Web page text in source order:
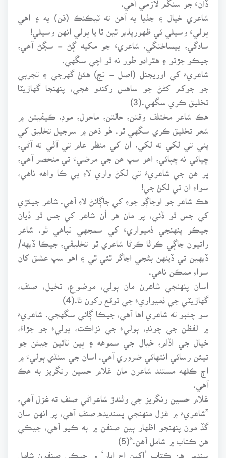
شاعري خيال ۽ جذبا به آهن ته ٽيڪنڪ (فن) به ۽ اهي
ٻوليءَ وسيلي ئي ظهورپذير ٿين ٿا يا ٻولي انهن وسيلي!
سادگي، بيساختگي، شاعريءَ جو مکيه ڳڻ - سڳڻ آهي،
جيڪو جڙتو ۽ هٿرادو طور نه ٿو اچي سگهي.
شاعريءَ کي اوريجنل (اصل - نج) هئڻ گهرجي ۽ تجربي
جو جوکم کڻڻ جو ساهس رکندو هجي، پنهنجا گهاڙيٽا
تخليق ڪري سگهي.(3)
هڪ شاعر مختلف وقتن، حالتن، ماحول، موڊ، ڪيفيتن ۾
شعر تخليق ڪري سگهي ٿو. هُو ذهن ۾ سرجيل تخليق کي
پني تي لکي نه لکي، ان کي منظر عام تي آڻي نه آڻي،
ڇپائي نه ڇپائي، اهو سڀ هن جي مرضيءَ تي منحصر آهي،
پر هن جي شاعريءَ تي لکڻ واري لاءِ ٻي ڪا واهه ناهي،
سواءِ ان تي لکڻ جي!
هڪ شاعر جو اوجاڳو جوءِ کي جاڳائڻ لاءِ آهي. شاعر جيئڙي
کي جس ٿو ڏئي، پر مان هر اُن شاعر کي جس ٿو ڏيان
جيڪو پنهنجي ذميواريءَ کي سمجهي نباهي ٿو. شاعر
راتيون جاڳي ڪرڻا ڪرڻا شاعري ٿو تخليقي، جيڪا ڏيهه/
ڏيهين تي ڏينهن بڻجي اجاگر ٿئي ٿي ۽ اهو سڀ عشق کان
سواءِ ممڪن ناهي.
اسان پنهنجي شاعرن مان ٻولي، موضوع، تخيل، صنف،
گهاڙيٽي جي ذميواريءَ جي توقع رکون ٿا.(4)
سو چئبو ته شاعري اها آهي، جيڪا ڳائي سگهجي. شاعريءَ
۾ لفظن جي چونڊ، ٻوليءَ جي نزاڪت، ٻوليءَ جو جڙاءُ،
خيال جي اڏام، خيال جي سموهه ۽ ٻين تائين جيئن جو
تيئن رسائي انتهائي ضروري آهي. اسان جي سنڌي ٻوليءَ ۾
اڄ ڪلهه مستند شاعرن مان غلام حسين رنگريز به هڪ
آهي.
غلام حسين رنگريز جي وڻندڙ شاعراڻي صنف ته غزل آهي،
”شاعريءَ ۾ غزل منهنجي پسنديده صنف آهي، پر انهن سان
گڏ مون پنهنجو اظهار ٻين صنفن ۾ به ڪيو آهي، جيڪي
هن ڪتاب ۾ شامل آهن.“(5)
سندس هن ڪتاب ’اکين اڃ اپار‘ ۾ جيڪي صنفون شامل